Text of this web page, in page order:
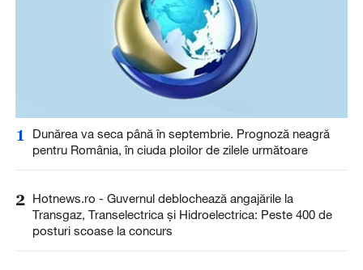
1
Dunărea va seca până în septembrie. Prognoză neagră
pentru România, în ciuda ploilor de zilele următoare
2 Hotnews.ro - Guvernul deblochează angajările la
Transgaz, Transelectrica și Hidroelectrica: Peste 400 de
posturi scoase la concurs